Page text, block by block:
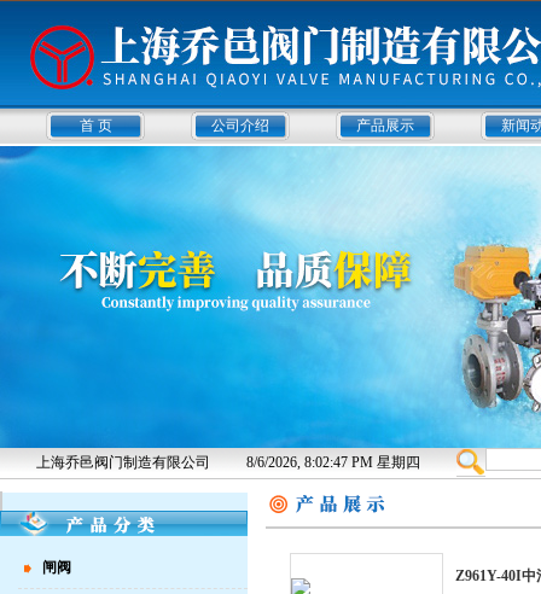
首 页 公司介绍 产品展示 新闻
上海乔邑阀门制造有限公司 8/6/2026, 8:02:48 PM 星期四
闸阀
Z961Y-40I